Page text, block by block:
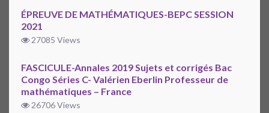
ÉPREUVE DE MATHÉMATIQUES-BEPC SESSION
2021
27085 Views
FASCICULE-Annales 2019 Sujets et corrigés Bac
Congo Séries C- Valérien Eberlin Professeur de
mathématiques – France
26706 Views